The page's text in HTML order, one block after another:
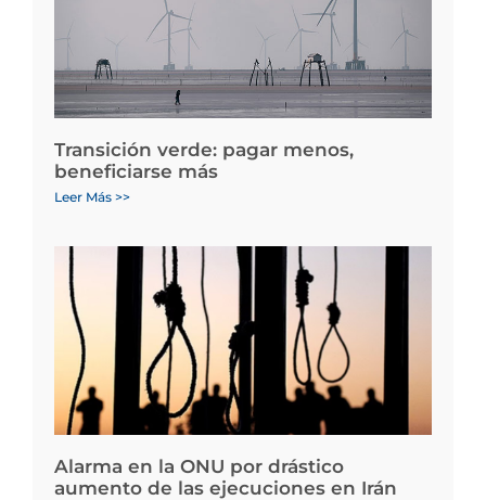
Transición verde: pagar menos,
beneficiarse más
Leer Más >>
Alarma en la ONU por drástico
aumento de las ejecuciones en Irán